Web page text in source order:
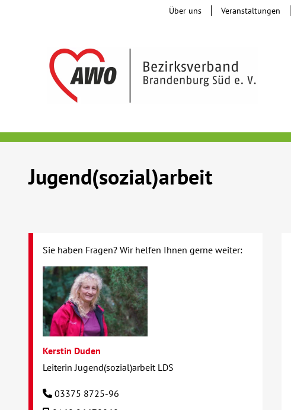
Über uns Veranstaltungen
Jugend(sozial)arbeit
Sie haben Fragen? Wir helfen Ihnen gerne weiter:
Kerstin Duden
Leiterin Jugend(sozial)arbeit LDS
03375 8725-96